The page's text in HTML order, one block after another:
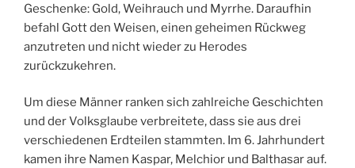
Geschenke: Gold, Weihrauch und Myrrhe. Daraufhin
befahl Gott den Weisen, einen geheimen Rückweg
anzutreten und nicht wieder zu Herodes
zurückzukehren.
Um diese Männer ranken sich zahlreiche Geschichten
und der Volksglaube verbreitete, dass sie aus drei
verschiedenen Erdteilen stammten. Im 6. Jahrhundert
kamen ihre Namen Kaspar, Melchior und Balthasar auf.